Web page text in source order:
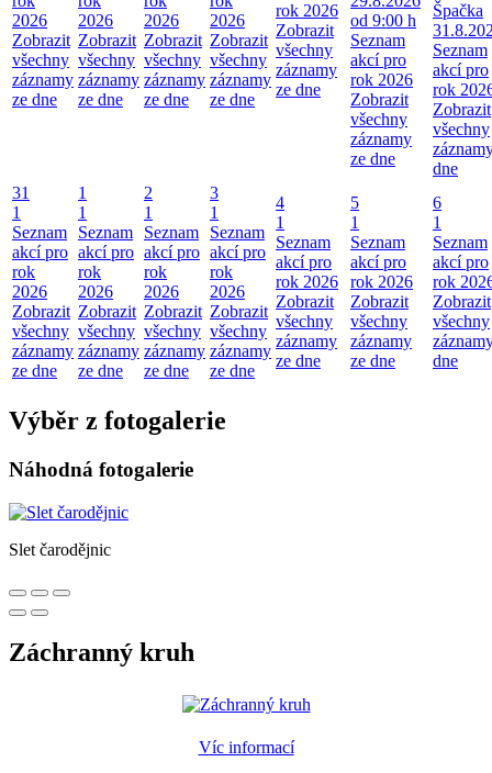
2026
Zobrazit
všechny
záznamy
ze dne
2026
Zobrazit
všechny
záznamy
ze dne
2026
Zobrazit
všechny
záznamy
ze dne
2026
Zobrazit
všechny
záznamy
ze dne
rok 2026
Zobrazit
všechny
záznamy
ze dne
od 9:00 h
Seznam
akcí pro
rok 2026
Zobrazit
všechny
záznamy
ze dne
Špačka
Seznam
akcí pro
rok
Zobrazit
všechny
dne
31
1
Seznam
akcí pro
rok
2026
Zobrazit
všechny
záznamy
ze dne
1
1
Seznam
akcí pro
rok
2026
Zobrazit
všechny
záznamy
ze dne
2
1
Seznam
akcí pro
rok
2026
Zobrazit
všechny
záznamy
ze dne
3
1
Seznam
akcí pro
rok
2026
Zobrazit
všechny
záznamy
ze dne
4
1
Seznam
akcí pro
rok 2026
Zobrazit
všechny
záznamy
ze dne
5
1
Seznam
akcí pro
rok 2026
Zobrazit
všechny
záznamy
ze dne
6
1
Seznam
akcí pro
rok
Zobrazit
všechny
dne
Výběr z fotogalerie
Náhodná fotogalerie
Slet čarodějnic
Záchranný kruh
Víc informací